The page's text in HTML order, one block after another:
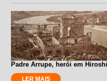
Padre Arrupe, herói em
LER MAIS